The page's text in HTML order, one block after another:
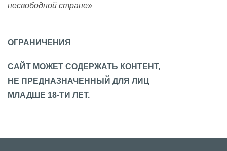
несвободной стране»
ОГРАНИЧЕНИЯ
САЙТ МОЖЕТ СОДЕРЖАТЬ КОНТЕНТ,
НЕ ПРЕДНАЗНАЧЕННЫЙ ДЛЯ ЛИЦ
МЛАДШЕ 18-ТИ ЛЕТ.